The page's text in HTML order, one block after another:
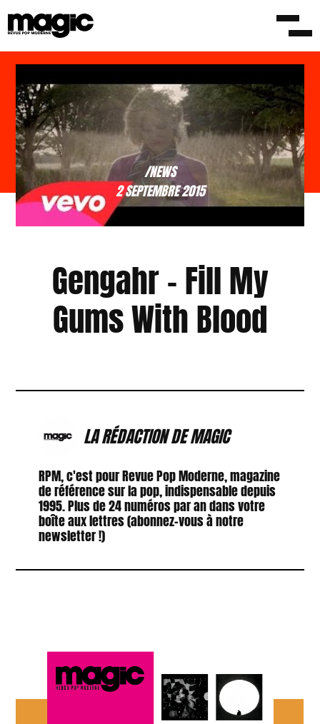
/NEWS
2 SEPTEMBRE 2015
Gengahr – Fill My
Gums With Blood
LA RÉDACTION DE MAGIC
RPM, c'est pour Revue Pop Moderne, magazine
de référence sur la pop, indispensable depuis
1995. Plus de 24 numéros par an dans votre
boîte aux lettres (abonnez-vous à notre
newsletter !)